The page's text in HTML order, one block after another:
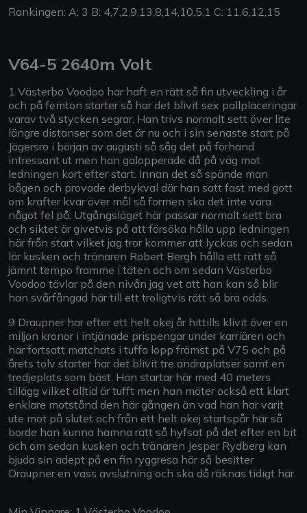
Rankingen: A: 3 B: 4,7,2,9,13,8,14,10,5,1 C: 11,6,12,15
V64-5 2640m Volt
1 Västerbo Voodoo har haft en rätt så fin utveckling i år
och på femton starter så har det blivit sex pallplaceringar
varav två stycken segrar. Han trivs normalt sett över lite
längre distanser som det är nu och i sin senaste start på
Jägersro i början av augusti så såg det på förhand
intressant ut men han galopperade då på väg mot
ledningen kort efter start. Innan det så spände man
bågen och provade derbykval där han satt fast med gott
om krafter kvar över mål så formen ska det inte vara
något fel på. Utgångsläget här passar normalt sett bra
och siktet är givetvis på att försöka hålla upp ledningen
här från start vilket jag tror kommer att lyckas och sedan
lär kusken och tränaren Robert Bergh hålla ett rätt så
jämnt tempo framme i täten och om sedan Västerbo
Voodoo tävlar på den nivån jag vet att han kan så blir
han svårfångad här till ett troligtvis rätt så bra odds.
9 Draupner har efter ett helt okej år hittills klivit över en
miljon kronor i intjänade prispengar under karriären och
har fortsatt matchats i tuffa lopp främst på V75 och på
årets tolv starter har det blivit tre andraplatser samt en
tredjeplats som bäst. Han startar här med 40 meters
tillägg vilket alltid är tufft men han möter också ett klart
enklare motstånd den här gången än vad han har varit
ute mot på slutet och från ett helt okej startspår här så
borde han kunna hamna rätt så hyfsat på det efter en bit
och om sedan kusken och tränaren Jesper Rydberg kan
bjuda sin adept på en fin ryggresa här så besitter
Draupner en vass avslutning och ska då räknas tidigt här.